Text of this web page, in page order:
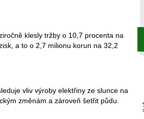
klesly tržby o 10,7 procenta na
a to o 2,7 milionu korun na 32,2
vliv výroby elektřiny ze slunce na
změnám a zároveň šetřit půdu.